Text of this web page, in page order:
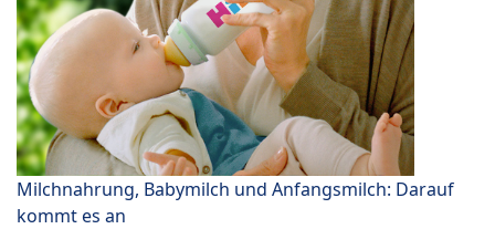
Milchnahrung, Babymilch und Anfangsmilch: Darauf
kommt es an